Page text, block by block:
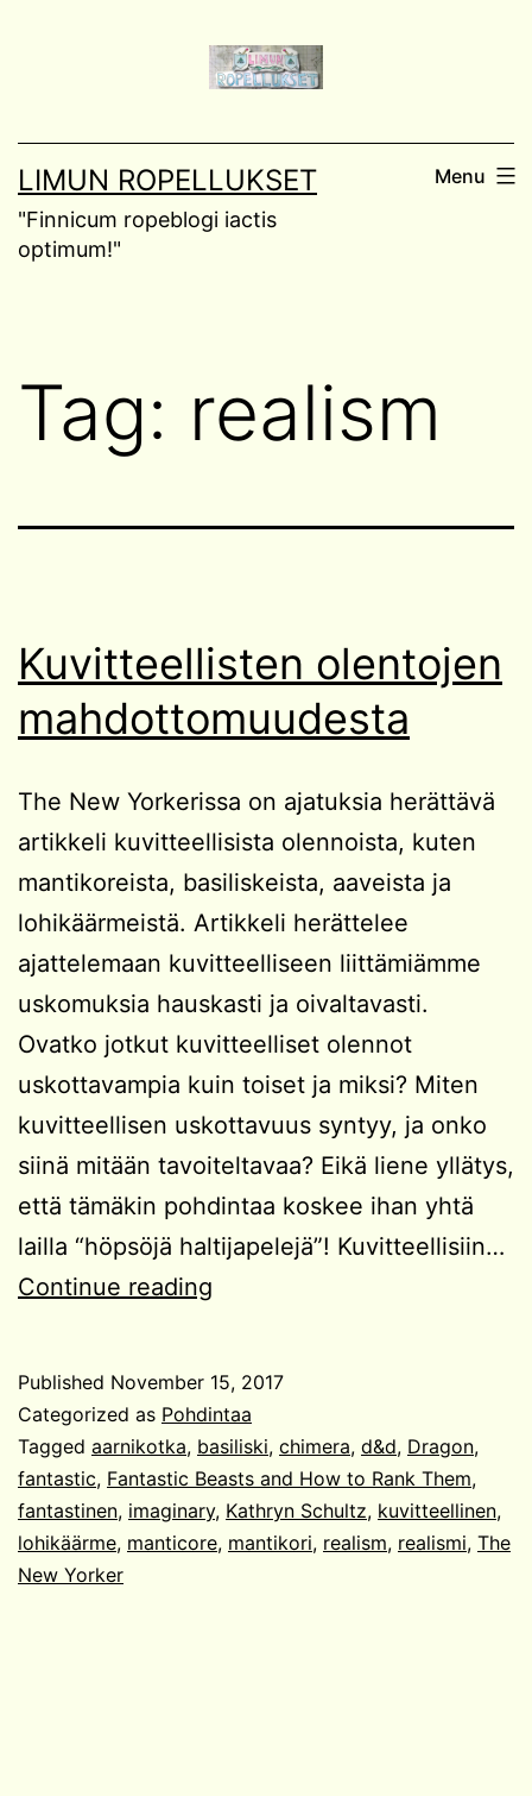
LIMUN ROPELLUKSET
"Finnicum ropeblogi iactis
optimum!"
Menu
Tag: realism
Kuvitteellisten olentojen
mahdottomuudesta
The New Yorkerissa on ajatuksia herättävä
artikkeli kuvitteellisista olennoista, kuten
mantikoreista, basiliskeista, aaveista ja
lohikäärmeistä. Artikkeli herättelee
ajattelemaan kuvitteelliseen liittämiämme
uskomuksia hauskasti ja oivaltavasti.
Ovatko jotkut kuvitteelliset olennot
uskottavampia kuin toiset ja miksi? Miten
kuvitteellisen uskottavuus syntyy, ja onko
siinä mitään tavoiteltavaa? Eikä liene yllätys,
että tämäkin pohdintaa koskee ihan yhtä
lailla “höpsöjä haltijapelejä”! Kuvitteellisiin…
Continue reading
Published November 15, 2017
Categorized as Pohdintaa
Tagged aarnikotka, basiliski, chimera, d&d, Dragon,
fantastic, Fantastic Beasts and How to Rank Them,
fantastinen, imaginary, Kathryn Schultz, kuvitteellinen,
lohikäärme, manticore, mantikori, realism, realismi, The
New Yorker